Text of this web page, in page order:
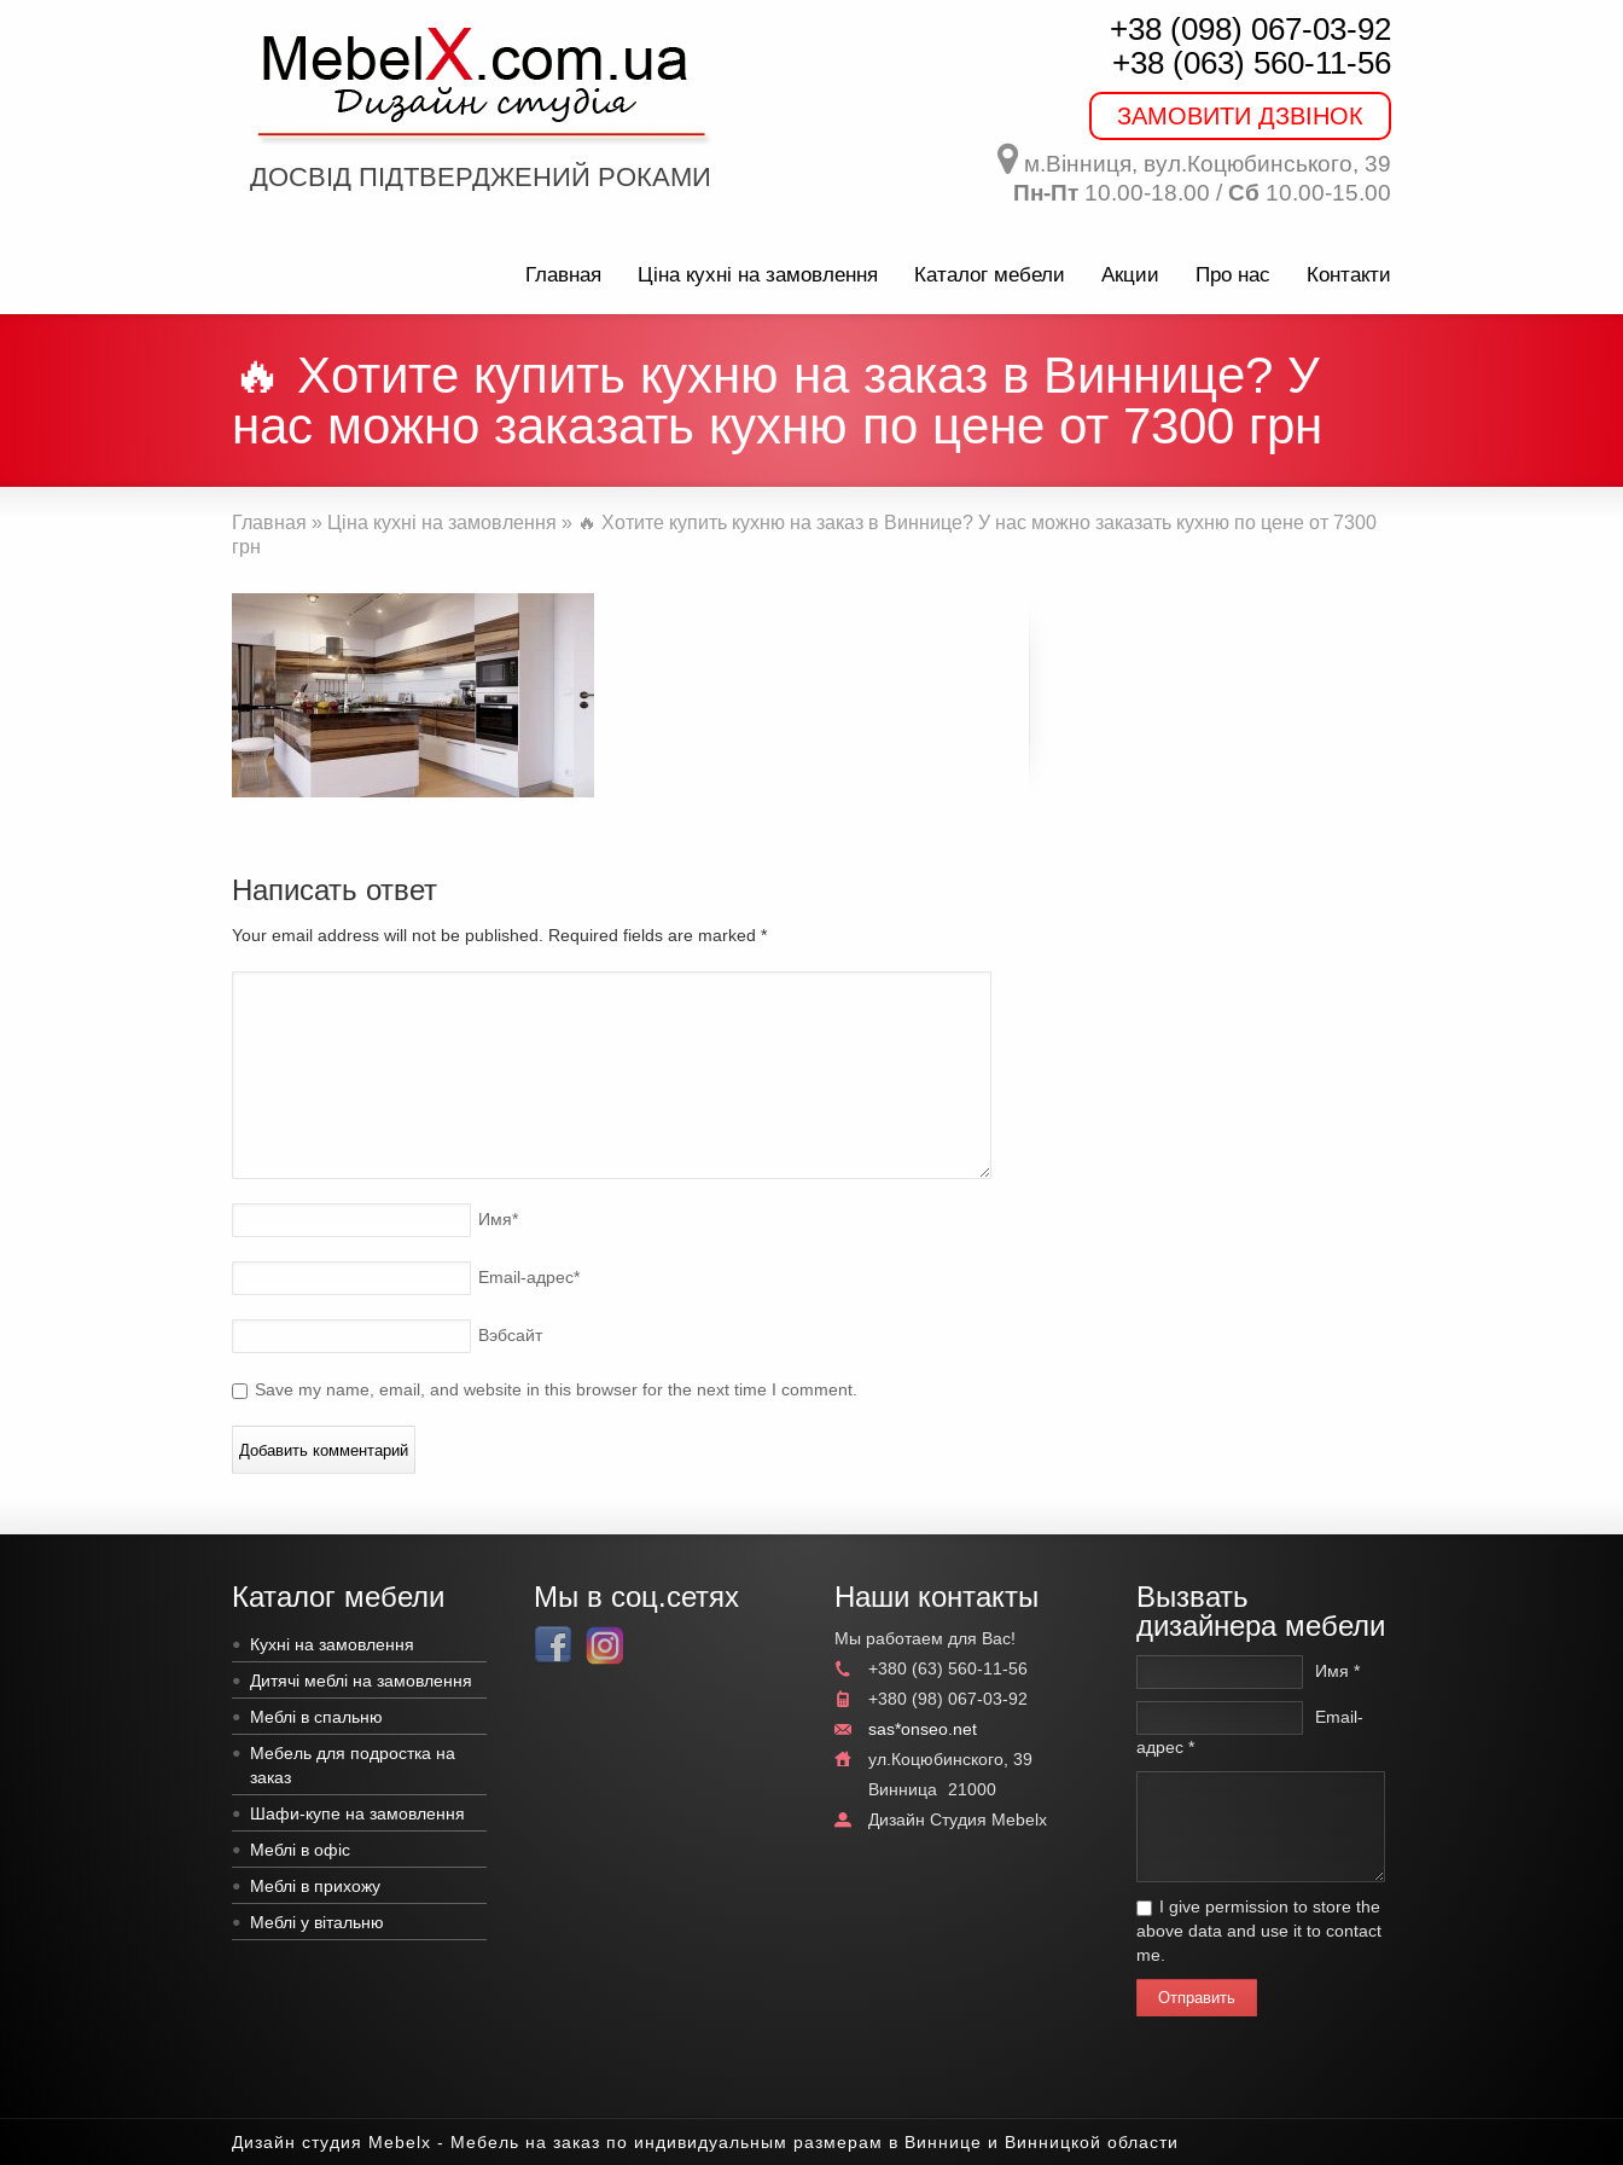
ДОСВІД ПІДТВЕРДЖЕНИЙ РОКАМИ
+38 (098) 067-03-92
+38 (063) 560-11-56
ЗАМОВИТИ ДЗВІНОК
м.Вінниця, вул.Коцюбинського, 39
Пн-Пт 10.00-18.00 / Сб 10.00-15.00
Главная Ціна кухні на замовлення Каталог мебели Акции Про нас Контакти
🔥 Хотите купить кухню на заказ в Виннице? У
нас можно заказать кухню по цене от 7300 грн
Главная » Ціна кухні на замовлення » 🔥 Хотите купить кухню на заказ в Виннице? У нас можно заказать кухню по цене от 7300
грн
Написать ответ
Your email address will not be published. Required fields are marked *
Имя*
Email-адрес*
Вэбсайт
Save my name, email, and website in this browser for the next time I comment.
Каталог мебели
Кухні на замовлення
Дитячі меблі на замовлення
Меблі в спальню
Мебель для подростка на
заказ
Шафи-купе на замовлення
Меблі в офіс
Меблі в прихожу
Меблі у вітальню
Мы в соц.сетях Наши контакты
Мы работаем для Вас!
+380 (63) 560-11-56
+380 (98) 067-03-92
sas*onseo.net
ул.Коцюбинского, 39
Винница 21000
Дизайн Студия Mebelx
Вызвать
дизайнера мебели
Имя *
Email-
адрес *
I give permission to store the
above data and use it to contact
me.
Отправить
Дизайн студия Mebelx - Мебель на заказ по индивидуальным размерам в Виннице и Винницкой области